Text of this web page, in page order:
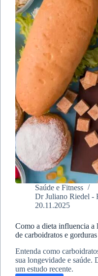
Saúde e Fitness
Dr Juliano Riedel -
20.11.2025
Como a dieta influencia a
de carboidratos e gorduras
Entenda como
sua longevidade e saúde.
um estudo recente.